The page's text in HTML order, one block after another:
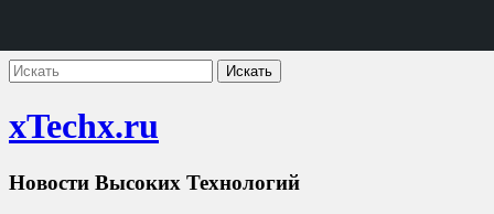
xTechx.ru
Новости Высоких Технологий